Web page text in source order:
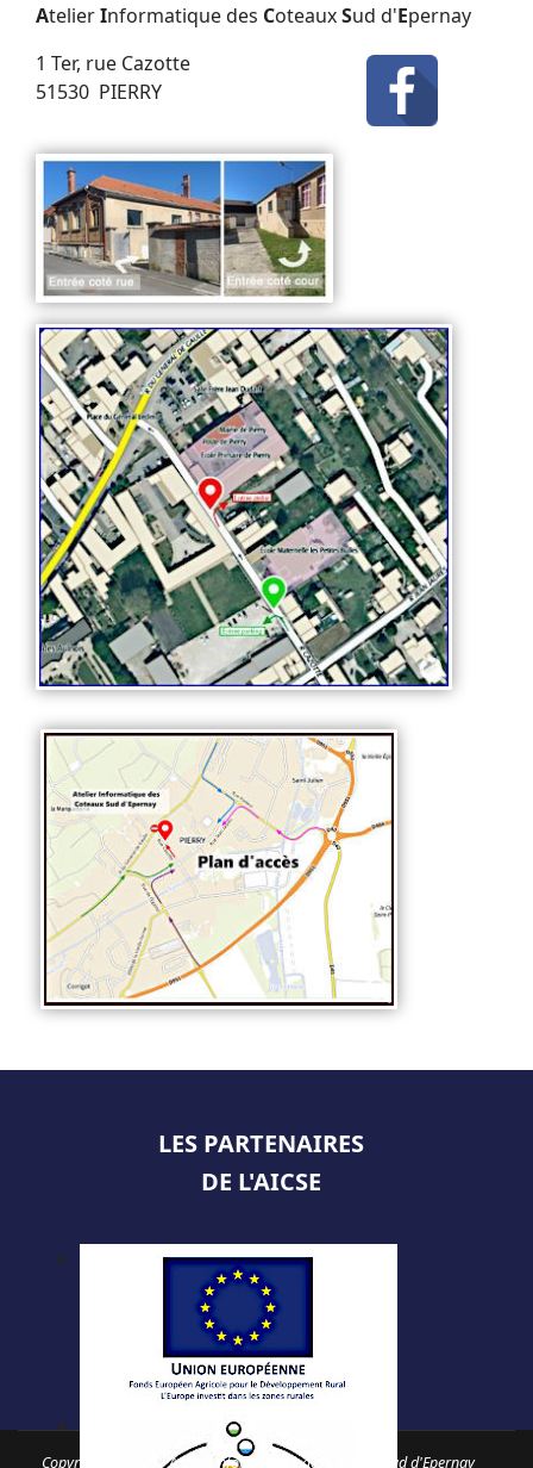
AtelierInformatique des CoteauxSud d'Epernay
1 Ter, rue Cazotte
51530 PIERRY
LES PARTENAIRES
DE L'AICSE
Copyright © 2026 - Atelier Informatique des Coteaux Sud d'Epernay